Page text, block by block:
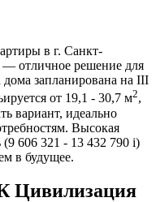
в г. Санкт-
— отличное решение для
запланирована на III
от 19,1 - 30,7 м2,
вариант, идеально
Высокая
(9 606 321 - 13 432 790 i)
в будущее.
Цивилизация